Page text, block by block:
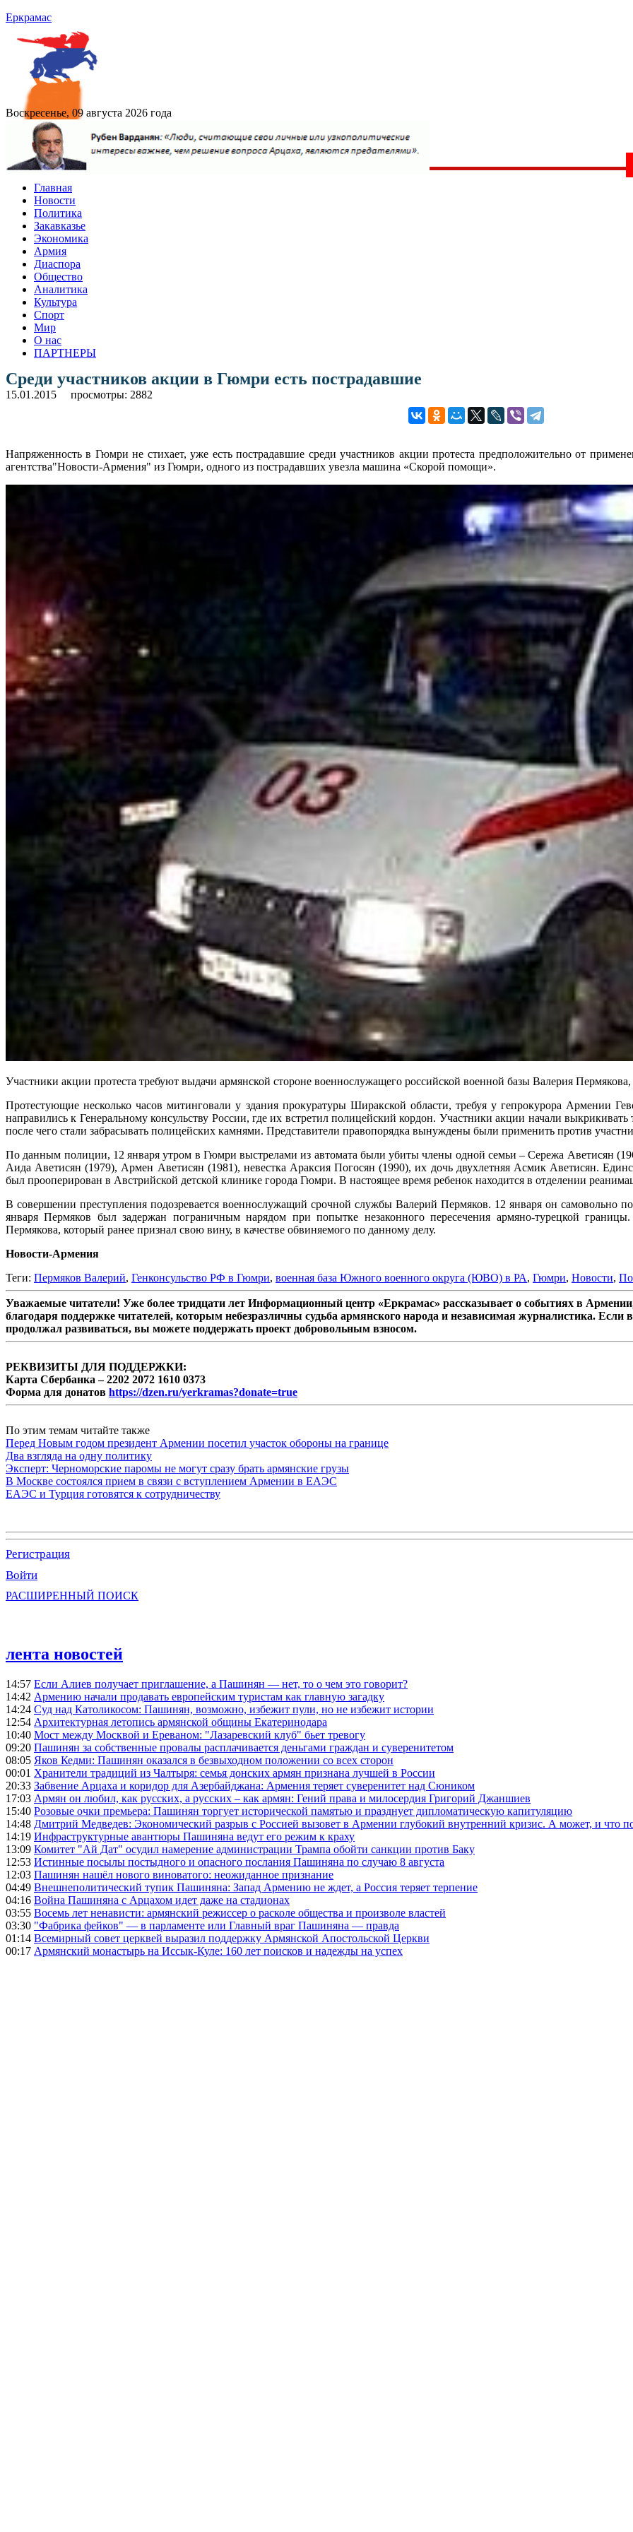
Еркрамас
Воскресенье, 09 августа 2026 года
Главная
Новости
Политика
Закавказье
Экономика
Армия
Диаспора
Общество
Аналитика
Культура
Спорт
Мир
О нас
ПАРТНЕРЫ
Среди участников акции в Гюмри есть пострадавшие
15.01.2015 просмотры: 2882
Напряженность в Гюмри не стихает, уже есть пострадавшие среди участников акции протеста предположительно от
агентства"Новости-Армения" из Гюмри, одного из пострадавших увезла машина «Скорой помощи».
Участники акции протеста требуют выдачи армянской стороне военнослужащего российской военной базы Валерия
Протестующие несколько часов митинговали у здания прокуратуры Ширакской области, требуя у гепрокурора Армении
направились к Генеральному консульству России, где их встретил полицейский кордон. Участники акции начали
после чего стали забрасывать полицейских камнями. Представители правопорядка вынуждены были применить против
По данным полиции, 12 января утром в Гюмри выстрелами из автомата были убиты члены одной семьи – Сережа Аветисян
Аида Аветисян (1979), Армен Аветисян (1981), невестка Араксия Погосян (1990), их дочь двухлетняя Асмик Аветисян.
был прооперирован в Австрийской детской клинике города Гюмри. В настоящее время ребенок находится в отделении
В совершении преступления подозревается военнослужащий срочной службы Валерий Пермяков. 12 января он самовольно
января Пермяков был задержан пограничным нарядом при попытке незаконного пересечения армяно-турецкой
Пермякова, который ранее признал свою вину, в качестве обвиняемого по данному делу.
Новости-Армения
Теги: Пермяков Валерий, Генконсульство РФ в Гюмри, военная база Южного военного округа (ЮВО) в РА, Гюмри, Новости,
Уважаемые читатели! Уже более тридцати лет Информационный центр «Еркрамас» рассказывает о событиях в
благодаря поддержке читателей, которым небезразличны судьба армянского народа и независимая журналистика.
продолжал развиваться, вы можете поддержать проект добровольным взносом.
РЕКВИЗИТЫ ДЛЯ ПОДДЕРЖКИ:
Карта Сбербанка – 2202 2072 1610 0373
Форма для донатов https://dzen.ru/yerkramas?donate=true
По этим темам читайте также
Перед Новым годом президент Армении посетил участок обороны на границе
Два взгляда на одну политику
Эксперт: Черноморские паромы не могут сразу брать армянские грузы
В Москве состоялся прием в связи с вступлением Армении в ЕАЭС
ЕАЭС и Турция готовятся к сотрудничеству
Регистрация
Войти
РАСШИРЕННЫЙ ПОИСК
лента новостей
14:57 Если Алиев получает приглашение, а Пашинян — нет, то о чем это говорит?
14:42 Армению начали продавать европейским туристам как главную загадку
14:24 Суд над Католикосом: Пашинян, возможно, избежит пули, но не избежит истории
12:54 Архитектурная летопись армянской общины Екатеринодара
10:40 Мост между Москвой и Ереваном: "Лазаревский клуб" бьет тревогу
09:20 Пашинян за собственные провалы расплачивается деньгами граждан и суверенитетом
08:05 Яков Кедми: Пашинян оказался в безвыходном положении со всех сторон
00:01 Хранители традиций из Чалтыря: семья донских армян признана лучшей в России
20:33 Забвение Арцаха и коридор для Азербайджана: Армения теряет суверенитет над Сюником
17:03 Армян он любил, как русских, а русских – как армян: Гений права и милосердия Григорий Джаншиев
15:40 Розовые очки премьера: Пашинян торгует исторической памятью и празднует дипломатическую капитуляцию
14:48 Дмитрий Медведев: Экономический разрыв с Россией вызовет в Армении глубокий внутренний кризис. А может, и что
14:19 Инфраструктурные авантюры Пашиняна ведут его режим к краху
13:09 Комитет "Ай Дат" осудил намерение администрации Трампа обойти санкции против Баку
12:53 Истинные посылы постыдного и опасного послания Пашиняна по случаю 8 августа
12:03 Пашинян нашёл нового виноватого: неожиданное признание
04:49 Внешнеполитический тупик Пашиняна: Запад Армению не ждет, а Россия теряет терпение
04:16 Война Пашиняна с Арцахом идет даже на стадионах
03:55 Восемь лет ненависти: армянский режиссер о расколе общества и произволе властей
03:30 "Фабрика фейков" — в парламенте или Главный враг Пашиняна — правда
01:14 Всемирный совет церквей выразил поддержку Армянской Апостольской Церкви
00:17 Армянский монастырь на Иссык-Куле: 160 лет поисков и надежды на успех